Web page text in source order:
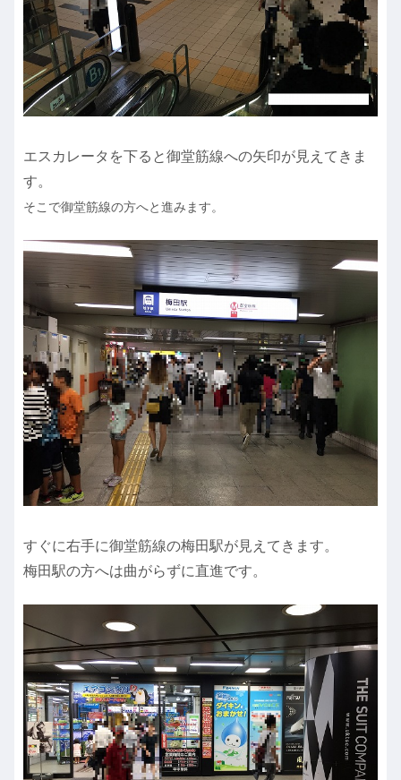
エスカレータを下ると御堂筋線への矢印が見えてきま
す。
そこで御堂筋線の方へと進みます。
すぐに右手に御堂筋線の梅田駅が見えてきます。
梅田駅の方へは曲がらずに直進です。